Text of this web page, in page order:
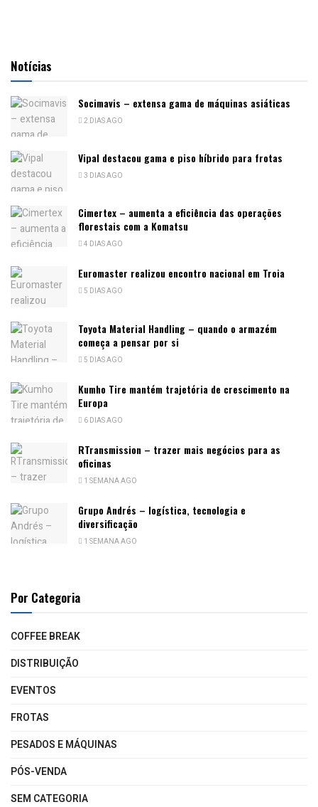
Notícias
Socimavis – extensa gama de máquinas asiáticas
2 DIAS AGO
Vipal destacou gama e piso híbrido para frotas
3 DIAS AGO
Cimertex – aumenta a eficiência das operações
florestais com a Komatsu
4 DIAS AGO
Euromaster realizou encontro nacional em Troia
5 DIAS AGO
Toyota Material Handling – quando o armazém
começa a pensar por si
5 DIAS AGO
Kumho Tire mantém trajetória de crescimento na
Europa
6 DIAS AGO
RTransmission – trazer mais negócios para as
oficinas
1 SEMANA AGO
Grupo Andrés – logística, tecnologia e
diversificação
1 SEMANA AGO
Por Categoria
COFFEE BREAK
DISTRIBUIÇÃO
EVENTOS
FROTAS
PESADOS E MÁQUINAS
PÓS-VENDA
SEM CATEGORIA